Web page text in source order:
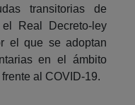
transitorias de
Real Decreto-ley
el que se adoptan
en el ámbito
al COVID-19.